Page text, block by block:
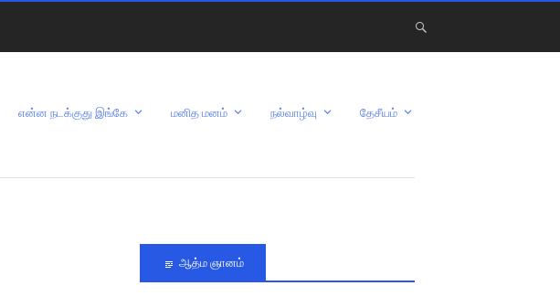
என்ன நடக்குது இங்கே மனித மனம் நல்வாழ்வு தேசீயம்
ஆத்ம ஞானம்